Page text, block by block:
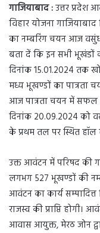
गाजियाबाद :उत्तर प्रदेश
विहार योजना
का नम्बरिंग चयन आज
बता दें कि इन सभी भूखंडों
दिनांक 15.01.2024 तक
मध्य भूखण्डों का पात्रता
आज पात्रता चयन में
दिनांक 20.09.2024 को
के प्रथम तल पर स्थित हॉल
उक्त आवंटन में परिषद की
लगभग 527 भूखण्डों की
आवंटन का कार्य
राजस्व की प्राप्ति होगी।
आवास आयुक्त, मेरठ जोन